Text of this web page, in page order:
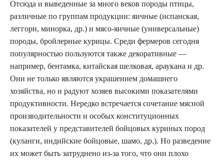
Отсюда и выведенные за много веков породы птицы,
различные по группам продукции: яичные (испанская,
леггорн, минорка, др.) и мясо-яичные (универсальные)
породы, бройлерные курицы. Среди фермеров сегодня
популярностью пользуются также декоративные —
например, бентамка, китайская шелковая, араукана и др.
Они не только являются украшением домашнего
хозяйства, но и радуют хозяев высокими показателями
продуктивности. Нередко встречается сочетание мясной
производительности и особых конституционных
показателей у представителей бойцовых куриных пород
(куланги, индийские бойцовые, шамо, др.). Но разведение
их может быть затруднено из-за того, что они плохо